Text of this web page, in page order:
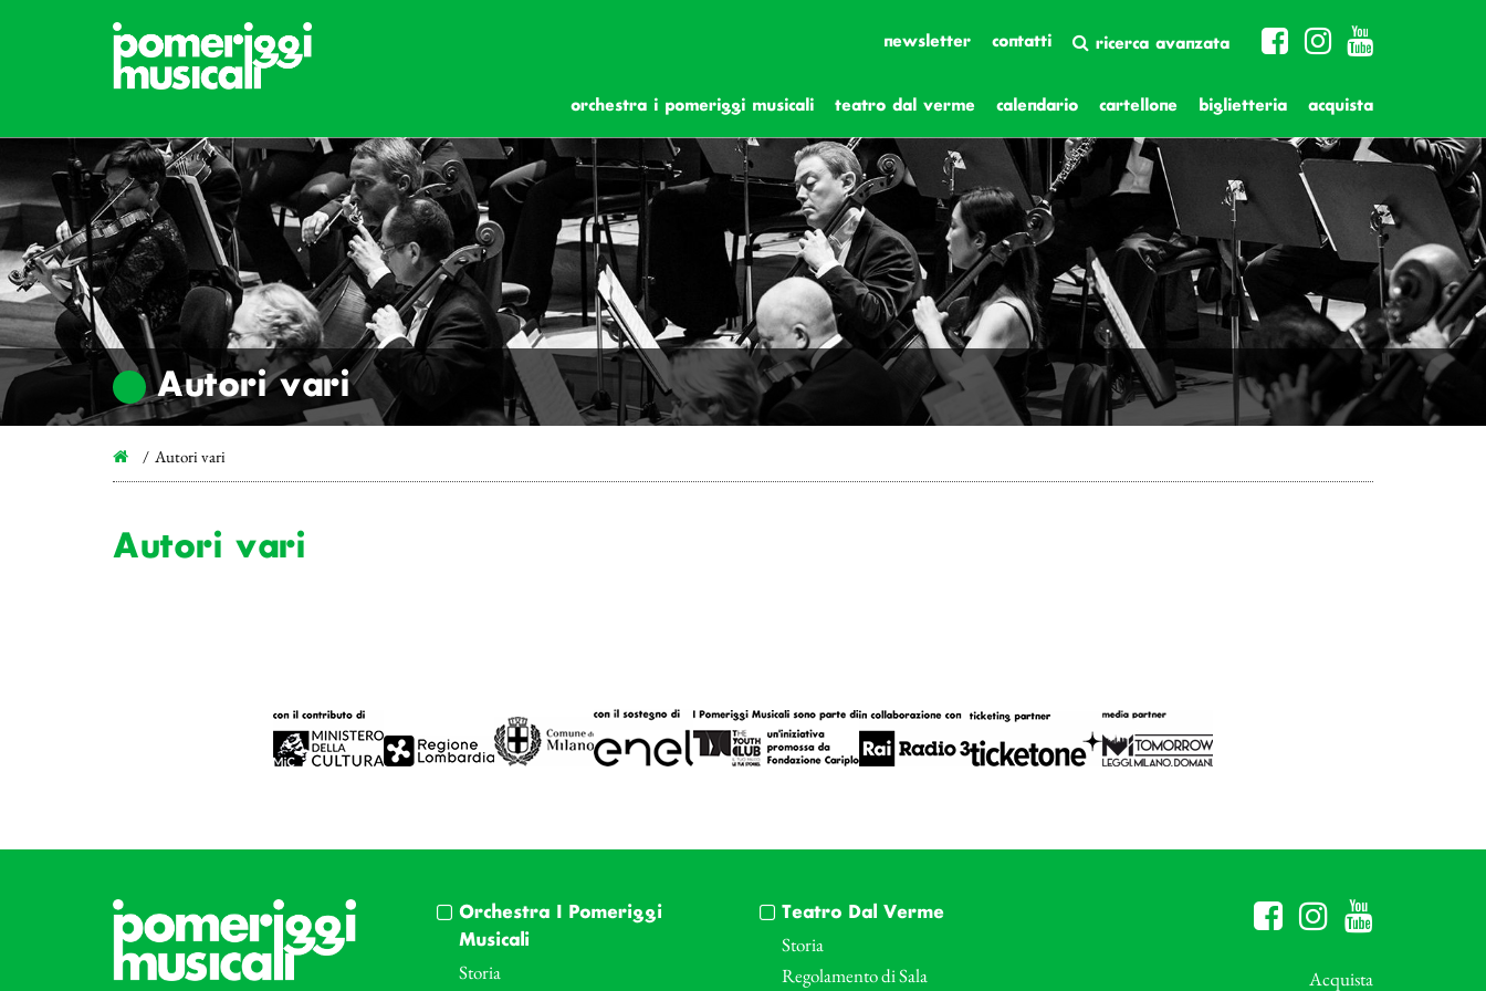
newsletter contatti ricerca avanzata
orchestra i pomeriggi musicali teatro dal verme calendario cartellone biglietteria acquista
Autori vari
Autori vari
Autori vari
Orchestra I Pomeriggi
Musicali
Storia
Teatro Dal Verme
Storia
Regolamento di Sala
Acquista